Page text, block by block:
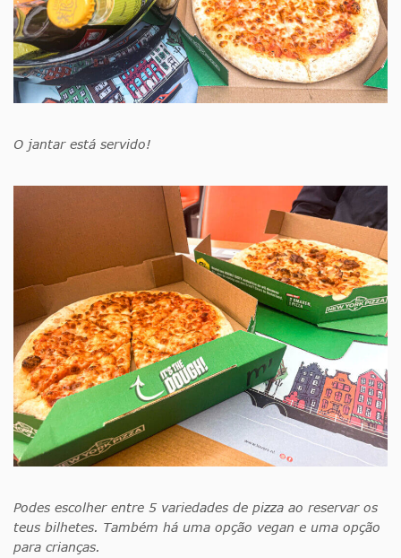
O jantar está servido!
Podes escolher entre 5 variedades de pizza ao reservar os
teus bilhetes. Também há uma opção vegan e uma opção
para crianças.